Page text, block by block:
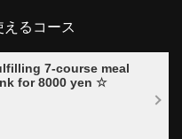
えるコース
7-course meal
for 8000 yen ☆